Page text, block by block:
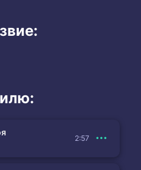
2:57